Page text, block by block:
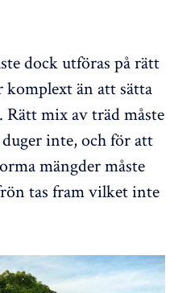
dock utföras på rätt
än att sätta
mix av träd måste
inte, och för att
mängder måste
tas fram vilket inte